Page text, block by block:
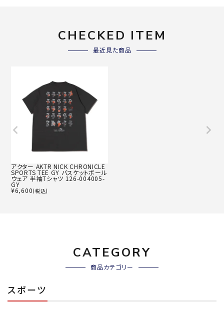
CHECKED ITEM
最近見た商品
アクター AKTR NICK CHRONICLE
SPORTS TEE GY バスケットボール
ウェア 半袖Tシャツ 126-004005-
GY
¥6,600(税込)
CATEGORY
商品カテゴリー
スポーツ